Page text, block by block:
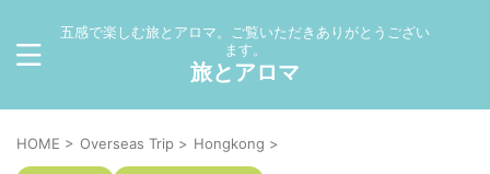
五感で楽しむ旅とアロマ。ご覧いただきありがとうござい
ます。
旅とアロマ
HOME > Overseas Trip > Hongkong >